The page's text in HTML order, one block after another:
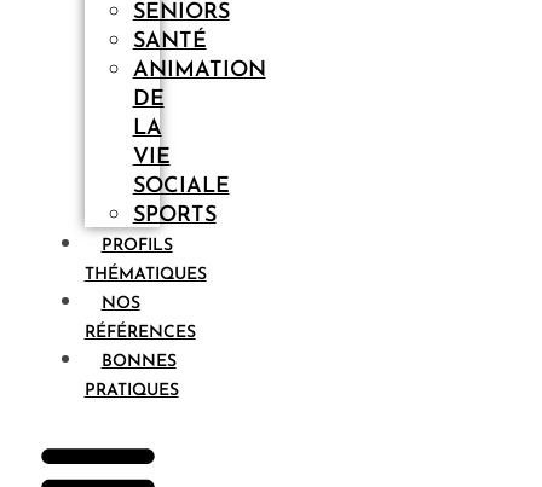
SENIORS
SANTÉ
ANIMATION
DE
LA
VIE
SOCIALE
SPORTS
PROFILS
THÉMATIQUES
NOS
RÉFÉRENCES
BONNES
PRATIQUES